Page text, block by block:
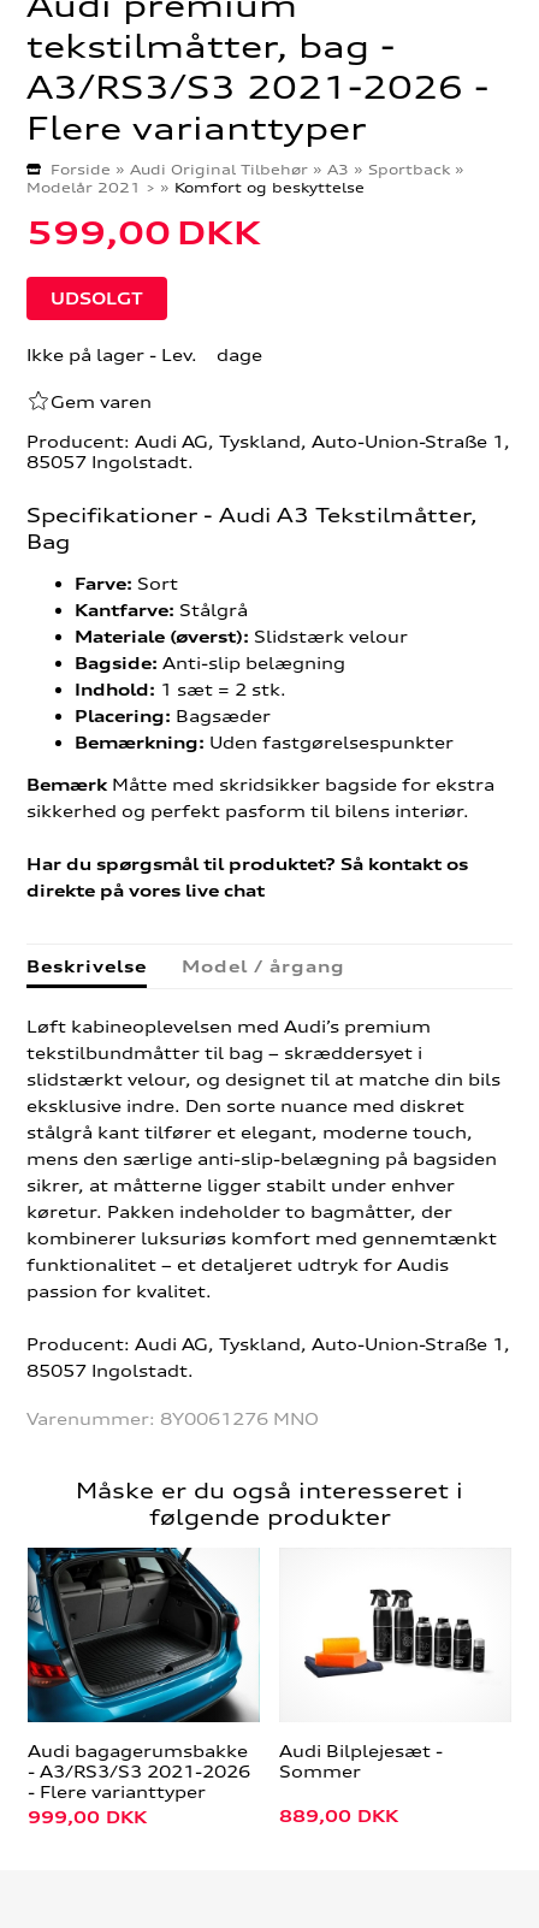
tekstilmåtter, bag -
A3/RS3/S3 2021-2026 -
Flere varianttyper
Forside »Audi Original Tilbehør »A3 »Sportback »
Modelår 2021 > » Komfort og beskyttelse
599,00 DKK
Ikke på lager- Lev. dage
Gem varen
Producent: Audi AG, Tyskland, Auto-Union-Straße 1,
85057 Ingolstadt.
Specifikationer - Audi A3 Tekstilmåtter,
Bag
Farve: Sort
Kantfarve: Stålgrå
Materiale (øverst): Slidstærk velour
Bagside: Anti-slip belægning
Indhold: 1 sæt = 2 stk.
Placering: Bagsæder
Bemærkning: Uden fastgørelsespunkter
Bemærk Måtte med skridsikker bagside for ekstra
sikkerhed og perfekt pasform til bilens interiør.
Har du spørgsmål til produktet? Så kontakt os
direkte på vores live chat
Beskrivelse Model / årgang
Løft kabineoplevelsen med Audi’s premium
tekstilbundmåtter til bag – skræddersyet i
slidstærkt velour, og designet til at matche din bils
eksklusive indre. Den sorte nuance med diskret
stålgrå kant tilfører et elegant, moderne touch,
mens den særlige anti-slip-belægning på bagsiden
sikrer, at måtterne ligger stabilt under enhver
køretur. Pakken indeholder to bagmåtter, der
kombinerer luksuriøs komfort med gennemtænkt
funktionalitet – et detaljeret udtryk for Audis
passion for kvalitet.
Producent: Audi AG, Tyskland, Auto-Union-Straße 1,
85057 Ingolstadt.
Varenummer: 8Y0061276 MNO
Måske er du også interesseret i
følgende produkter
Audi bagagerumsbakke
- A3/RS3/S3 2021-2026
- Flere varianttyper
999,00 DKK
Audi Bilplejesæt -
Sommer
889,00 DKK